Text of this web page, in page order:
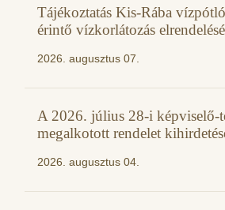
Tájékoztatás Kis-Rába
érintő vízkorlátozás
2026. augusztus 07.
A 2026. július 28-i képviselő-
megalkotott rendelet
2026. augusztus 04.